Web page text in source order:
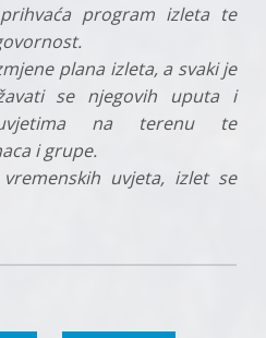
program izleta te
plana izleta, a svaki je
se njegovih uputa i
na terenu te
i grupe.
uvjeta, izlet se